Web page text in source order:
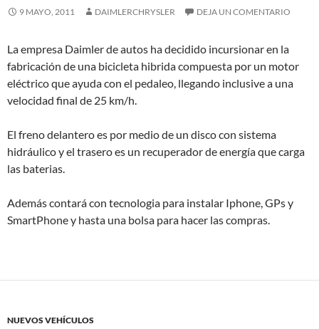
9 MAYO, 2011 DAIMLERCHRYSLER DEJA UN COMENTARIO
La empresa Daimler de autos ha decidido incursionar en la
fabricación de una bicicleta hibrida compuesta por un motor
eléctrico que ayuda con el pedaleo, llegando inclusive a una
velocidad final de 25 km/h.
El freno delantero es por medio de un disco con sistema
hidráulico y el trasero es un recuperador de energía que carga
las baterias.
Además contará con tecnologia para instalar Iphone, GPs y
SmartPhone y hasta una bolsa para hacer las compras.
NUEVOS VEHÍCULOS